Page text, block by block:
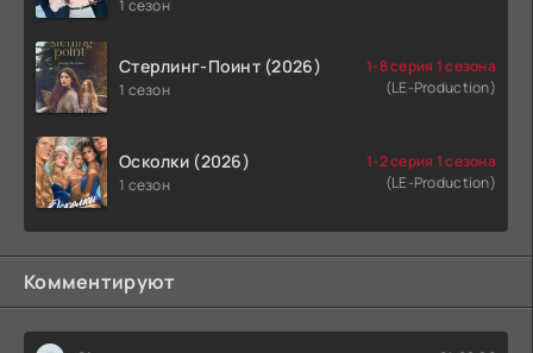
1 сезон
Стерлинг-Поинт (2026)
1 сезон
1-8 серия 1 сезона
(LE-Production)
Осколки (2026)
1 сезон
1-2 серия 1 сезона
(LE-Production)
Комментируют